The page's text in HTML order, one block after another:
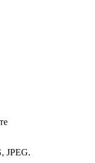
JPEG.